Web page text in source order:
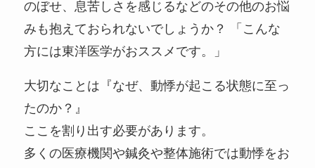
のぼせ、息苦しさを感じるなどのその他のお悩
みも抱えておられないでしょうか？ 「こんな
方には東洋医学がおススメです。」
大切なことは『なぜ、動悸が起こる状態に至っ
たのか？』
ここを割り出す必要があります。
多くの医療機関や鍼灸や整体施術では動悸をお